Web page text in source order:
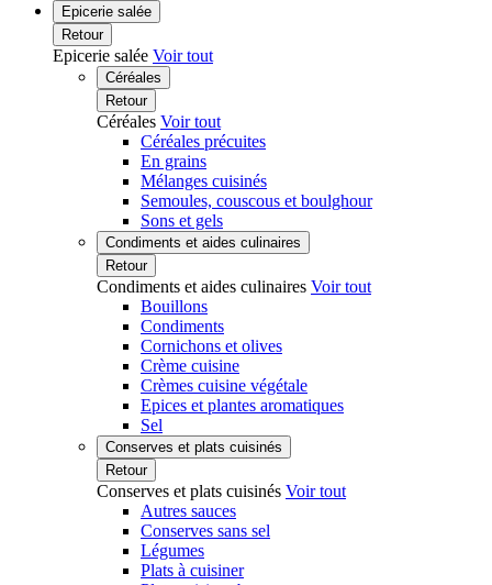
Epicerie salée
Retour
Epicerie salée Voir tout
Céréales
Retour
Céréales Voir tout
Céréales précuites
En grains
Mélanges cuisinés
Semoules, couscous et boulghour
Sons et gels
Condiments et aides culinaires
Retour
Condiments et aides culinaires Voir tout
Bouillons
Condiments
Cornichons et olives
Crème cuisine
Crèmes cuisine végétale
Epices et plantes aromatiques
Sel
Conserves et plats cuisinés
Retour
Conserves et plats cuisinés Voir tout
Autres sauces
Conserves sans sel
Légumes
Plats à cuisiner